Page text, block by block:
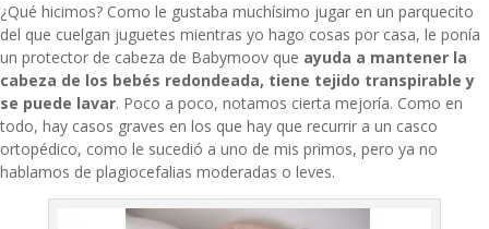
¿Qué hicimos? Como le gustaba muchísimo jugar en un parquecito
del que cuelgan juguetes mientras yo hago cosas por casa, le ponía
un protector de cabeza de Babymoov que ayuda a mantener la
cabeza de los bebés redondeada, tiene tejido transpirable y
se puede lavar. Poco a poco, notamos cierta mejoría. Como en
todo, hay casos graves en los que hay que recurrir a un casco
ortopédico, como le sucedió a uno de mis primos, pero ya no
hablamos de plagiocefalias moderadas o leves.